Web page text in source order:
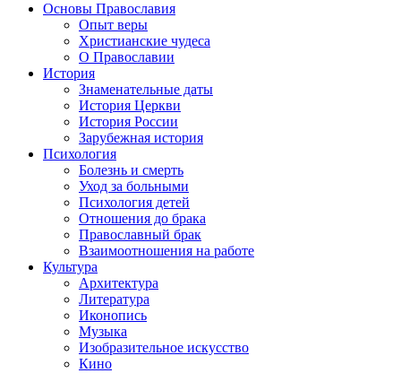
Основы Православия
Опыт веры
Христианские чудеса
О Православии
История
Знаменательные даты
История Церкви
История России
Зарубежная история
Психология
Болезнь и смерть
Уход за больными
Психология детей
Отношения до брака
Православный брак
Взаимоотношения на работе
Культура
Архитектура
Литература
Иконопись
Музыка
Изобразительное искусство
Кино